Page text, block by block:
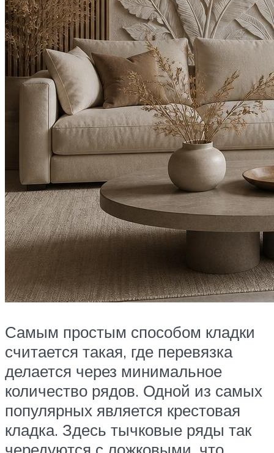
Самым простым способом кладки
считается такая, где перевязка
делается через минимальное
количество рядов. Одной из самых
популярных является крестовая
кладка. Здесь тычковые ряды так